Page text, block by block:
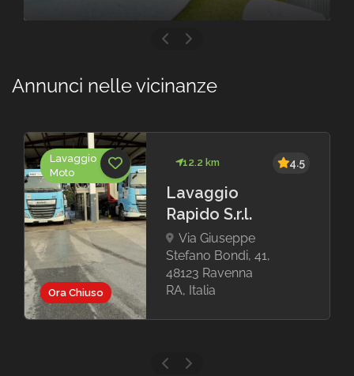
Annunci nelle vicinanze
Ora Chiuso
Lavaggio
Moto
12.2 km
Lavaggio
Rapido S.r.l.
Via Giuseppe
Stefano Bondi, 41,
48123 Ravenna
RA, Italia
4.5